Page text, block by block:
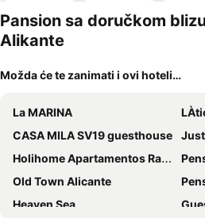
Pansion sa doručkom
Alikante
Možda će te zanimati i ovi hoteli…
La MARINA
CASA MILA SV19 guesthouse
Holihome Apartamentos Rambla 24
Old Town Alicante
Heaven Sea